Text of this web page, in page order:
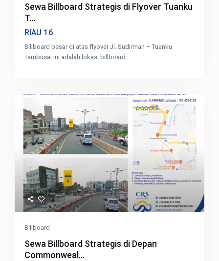
Sewa Billboard Strategis di Flyover Tuanku
T...
RIAU 16
Billboard besar di atas flyover Jl. Sudirman – Tuanku
Tambusai ini adalah lokasi billboard
Billboard
Sewa Billboard Strategis di Depan
Commonweal...